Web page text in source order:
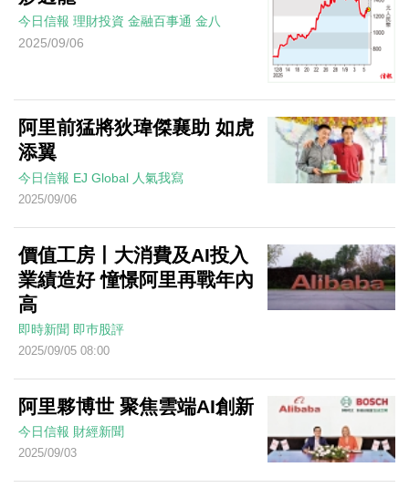
今日信報 理財投資 金融百事通 金八
2025/09/06
阿里前猛將狄瑋傑襄助 如虎
添翼
今日信報 EJ Global 人氣我寫
2025/09/06
價值工房丨大消費及AI投入
業績造好 憧憬阿里再戰年內
高
即時新聞 即巿股評
2025/09/05 08:00
阿里夥博世 聚焦雲端AI創新
今日信報 財經新聞
2025/09/03